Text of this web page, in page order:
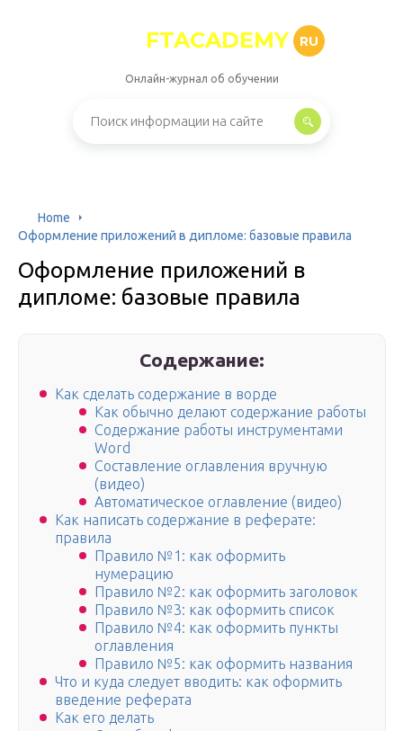
FTACADEMY RU
Онлайн-журнал об обучении
Home
Оформление приложений в дипломе: базовые правила
Оформление приложений в
дипломе: базовые правила
Содержание:
Как сделать содержание в ворде
Как обычно делают содержание работы
Содержание работы инструментами
Word
Составление оглавления вручную
(видео)
Автоматическое оглавление (видео)
Как написать содержание в реферате:
правила
Правило №1: как оформить
нумерацию
Правило №2: как оформить заголовок
Правило №3: как оформить список
Правило №4: как оформить пункты
оглавления
Правило №5: как оформить названия
Что и куда следует вводить: как оформить
введение реферата
Как его делать